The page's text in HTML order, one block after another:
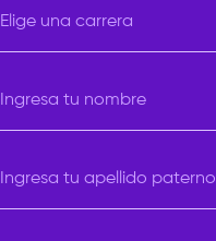
Elige una carrera
Ingresa tu nombre
Ingresa tu apellido paterno